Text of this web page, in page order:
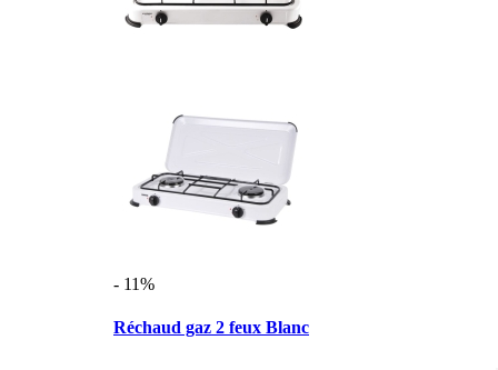
- 11%
Réchaud gaz 2 feux Blanc